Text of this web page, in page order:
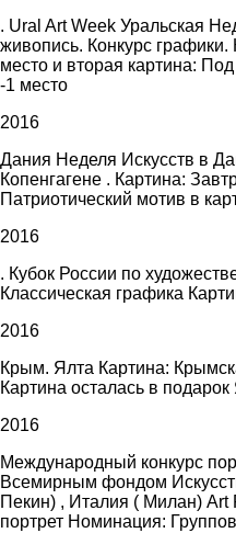
. Ural Art Week Уральская
живопись. Конкурс графики.
место и вторая картина:
-1 место
2016
Дания Неделя Искусств в
Копенгагене . Картина:
Патриотический мотив в
2016
. Кубок России по
Классическая графика
2016
Крым. Ялта Картина:
Картина осталась в подарок
2016
Международный конкурс
Всемирным фондом
Пекин) , Италия ( Милан) Art
портрет Номинация: